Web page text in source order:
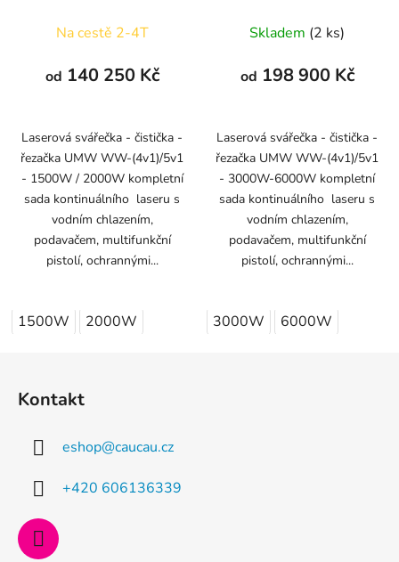
Na cestě 2-4T
od 140 250 Kč
Laserová svářečka - čistička -
řezačka UMW WW-(4v1)/5v1
- 1500W / 2000W kompletní
sada kontinuálního laseru s
vodním chlazením,
podavačem, multifunkční
pistolí, ochrannými...
1500W 2000W
Skladem (2 ks)
od 198 900 Kč
Laserová svářečka - čistička -
řezačka UMW WW-(4v1)/5v1
- 3000W-6000W kompletní
sada kontinuálního laseru s
vodním chlazením,
podavačem, multifunkční
pistolí, ochrannými...
3000W 6000W
Kontakt
eshop@caucau.cz
+420 606136339